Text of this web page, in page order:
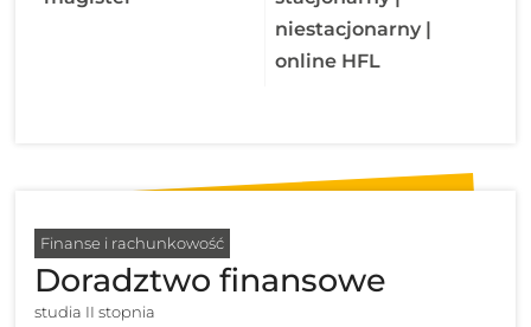
niestacjonarny |
online HFL
Finanse i rachunkowość
Doradztwo finansowe
studia II stopnia